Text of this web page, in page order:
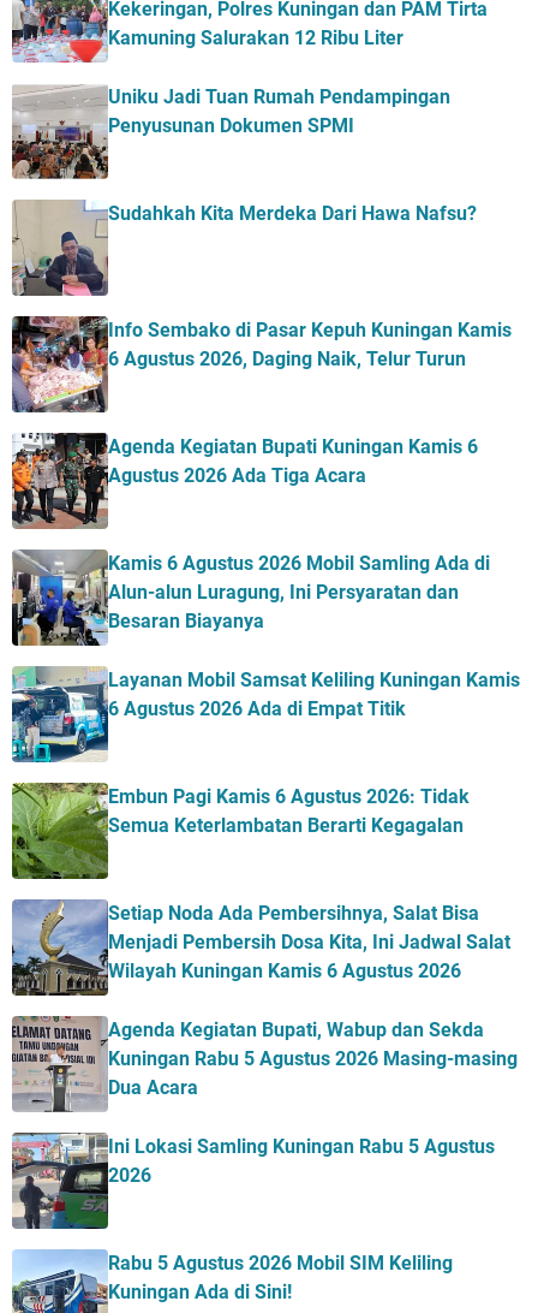
Kekeringan, Polres Kuningan dan PAM Tirta
Kamuning Salurakan 12 Ribu Liter
Uniku Jadi Tuan Rumah Pendampingan
Penyusunan Dokumen SPMI
Sudahkah Kita Merdeka Dari Hawa Nafsu?
Info Sembako di Pasar Kepuh Kuningan Kamis
6 Agustus 2026, Daging Naik, Telur Turun
Agenda Kegiatan Bupati Kuningan Kamis 6
Agustus 2026 Ada Tiga Acara
Kamis 6 Agustus 2026 Mobil Samling Ada di
Alun-alun Luragung, Ini Persyaratan dan
Besaran Biayanya
Layanan Mobil Samsat Keliling Kuningan Kamis
6 Agustus 2026 Ada di Empat Titik
Embun Pagi Kamis 6 Agustus 2026: Tidak
Semua Keterlambatan Berarti Kegagalan
Setiap Noda Ada Pembersihnya, Salat Bisa
Menjadi Pembersih Dosa Kita, Ini Jadwal Salat
Wilayah Kuningan Kamis 6 Agustus 2026
Agenda Kegiatan Bupati, Wabup dan Sekda
Kuningan Rabu 5 Agustus 2026 Masing-masing
Dua Acara
Ini Lokasi Samling Kuningan Rabu 5 Agustus
2026
Rabu 5 Agustus 2026 Mobil SIM Keliling
Kuningan Ada di Sini!